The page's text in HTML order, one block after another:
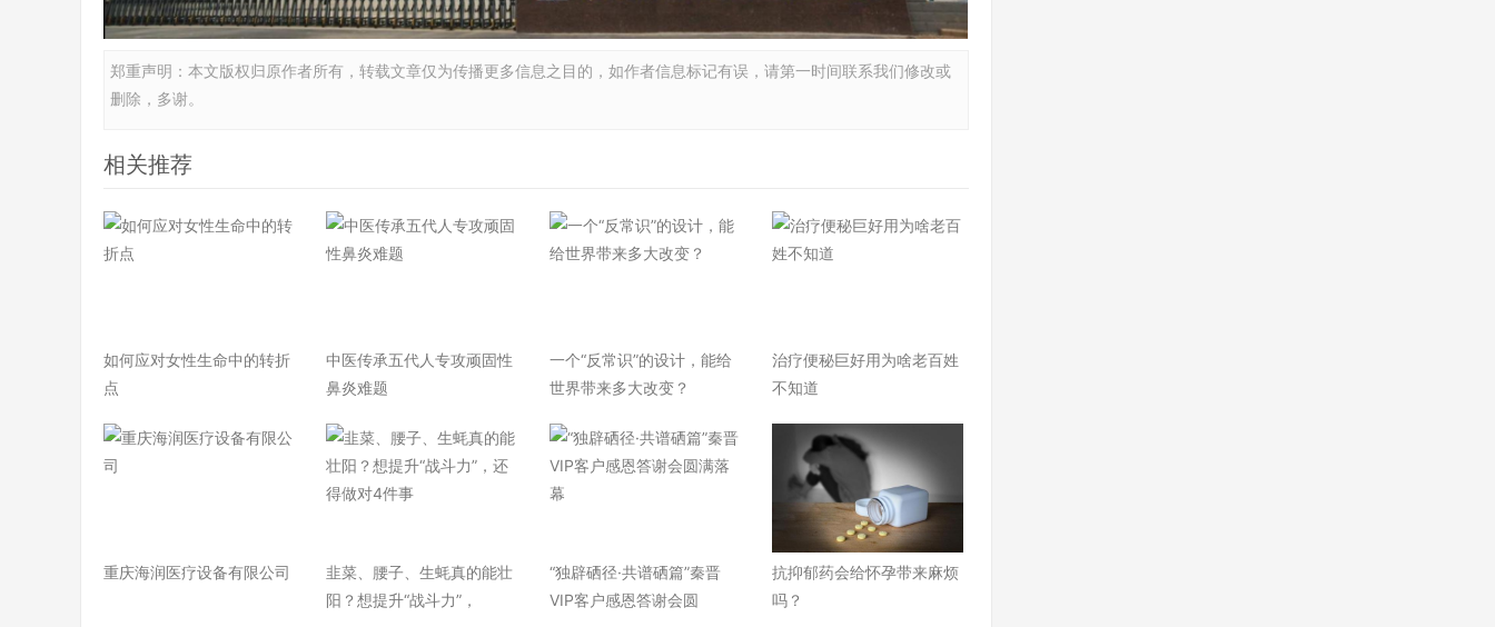
郑重声明：本文版权归原作者所有，转载文章仅为传播更多信息之目的，如作者信息标记有误，请第一时间联系我们修改或
删除，多谢。
相关推荐
如何应对女性生命中的转折
点
中医传承五代人专攻顽固性
鼻炎难题
一个“反常识”的设计，能给
世界带来多大改变？
治疗便秘巨好用为啥老百姓
不知道
重庆海润医疗设备有限公司
韭菜、腰子、生蚝真的能壮
阳？想提升“战斗力”，
“独辟硒径·共谱硒篇”秦晋
VIP客户感恩答谢会圆
抗抑郁药会给怀孕带来麻烦
吗？